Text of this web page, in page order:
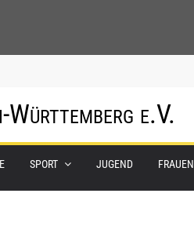
Württemberg e.V.
SPORT JUGEND FRAUEN